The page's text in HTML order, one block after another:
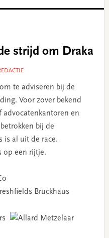
strijd om Draka
te adviseren bij de
Voor zover bekend
advocatenkantoren en
bij de
is al uit de race.
op een rijtje.